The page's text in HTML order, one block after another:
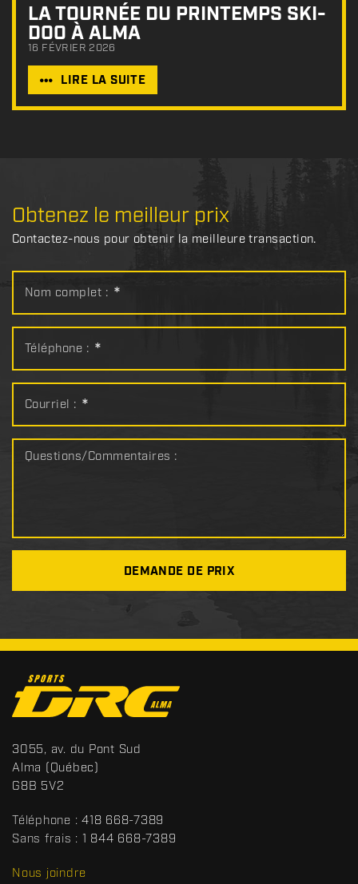
LA TOURNÉE DU PRINTEMPS SKI-
DOO À ALMA
16 FÉVRIER 2026
LIRE LA SUITE
Obtenez le meilleur prix
Contactez-nous pour obtenir la meilleure transaction.
Nom complet : *
Téléphone : *
Courriel : *
Questions/Commentaires :
DEMANDE DE PRIX
o
n
t
a
c
t
S
p
o
t
s
R
3055, av. du Pont Sud
Alma (Québec)
G8B 5V2
Téléphone : 418 668-7389
Sans frais : 1 844 668-7389
Nous joindre